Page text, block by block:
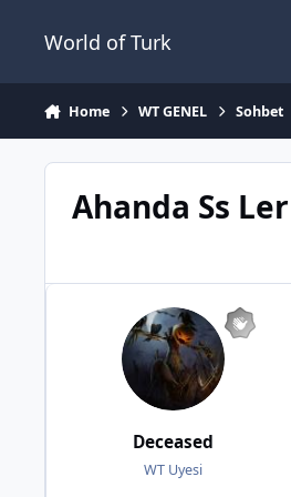
World of Turk
Home WT GENEL Sohbet
Ahanda Ss Ler
Deceased
WT Uyesi